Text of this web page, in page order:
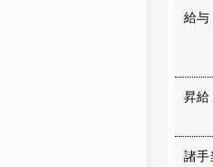
給与
昇給
諸手